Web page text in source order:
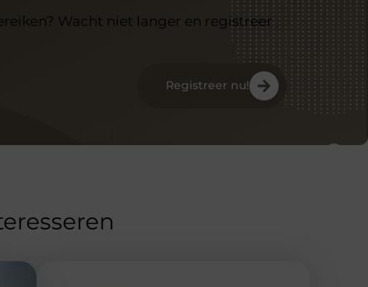
Wacht niet langer en registreer
Registreer nu!